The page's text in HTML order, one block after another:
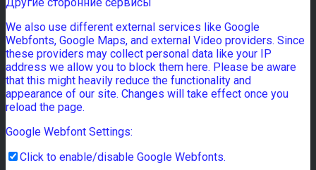
We also use different external services like Google
Webfonts, Google Maps, and external Video providers. Since
these providers may collect personal data like your IP
address we allow you to block them here. Please be aware
that this might heavily reduce the functionality and
appearance of our site. Changes will take effect once you
reload the page.
Google Webfont Settings:
Click to enable/disable Google Webfonts.